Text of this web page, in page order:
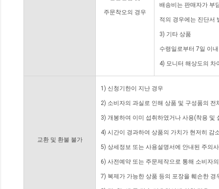
주문착오의 경우
배송비는 판매자가 부
적의 경우에는 진단서
3) 기타 상품
수령일로부터 7일 이
4) 모니터 해상도의 차
교환 및 환불 불가
1) 신청기한이 지난 경우
2) 소비자의 과실로 인해 상품 및 구성품의
3) 개봉하여 이미 섭취하였거나 사용(착용 및
4) 시간이 경과하여 상품의 가치가 현저히 감
5) 상세정보 또는 사용설명서에 안내된 주의
6) 사전예약 또는 주문제작으로 통해 소비자
7) 복제가 가능한 상품 등의 포장을 훼손한 경